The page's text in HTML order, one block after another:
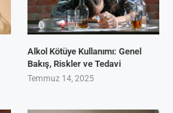
Alkol Kötüye Kullanımı: Genel
Bakış, Riskler ve Tedavi
Temmuz 14, 2025